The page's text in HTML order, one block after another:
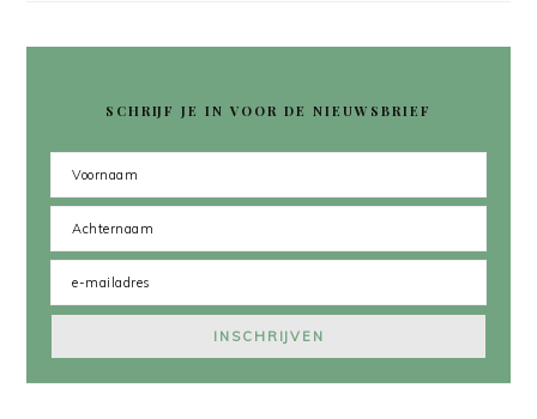
SCHRIJF JE IN VOOR DE NIEUWSBRIEF